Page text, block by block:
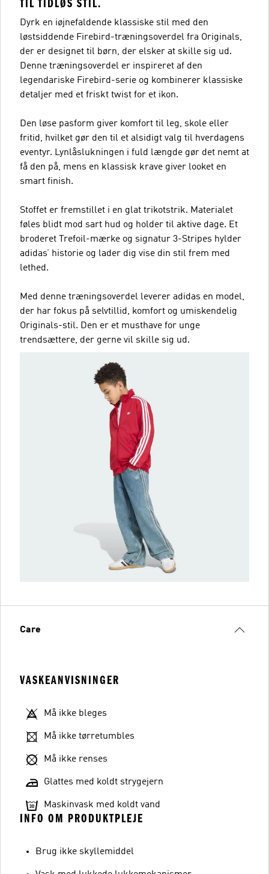
TIL TIDLØS STIL.
Dyrk en iøjnefaldende klassiske stil med den
løstsiddende Firebird-træningsoverdel fra Originals,
der er designet til børn, der elsker at skille sig ud.
Denne træningsoverdel er inspireret af den
legendariske Firebird-serie og kombinerer klassiske
detaljer med et friskt twist for et ikon.
Den løse pasform giver komfort til leg, skole eller
fritid, hvilket gør den til et alsidigt valg til hverdagens
eventyr. Lynlåslukningen i fuld længde gør det nemt at
få den på, mens en klassisk krave giver looket en
smart finish.
Stoffet er fremstillet i en glat trikotstrik. Materialet
føles blidt mod sart hud og holder til aktive dage. Et
broderet Trefoil-mærke og signatur 3-Stripes hylder
adidas’ historie og lader dig vise din stil frem med
lethed.
Med denne træningsoverdel leverer adidas en model,
der har fokus på selvtillid, komfort og umiskendelig
Originals-stil. Den er et musthave for unge
trendsættere, der gerne vil skille sig ud.
Care
VASKEANVISNINGER
Må ikke bleges
Må ikke tørretumbles
Må ikke renses
Glattes med koldt strygejern
Maskinvask med koldt vand
INFO OM PRODUKTPLEJE
Brug ikke skyllemiddel